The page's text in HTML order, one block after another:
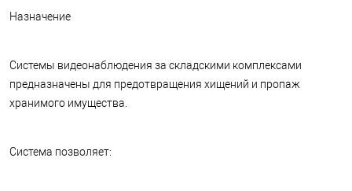
Назначение
Системы видеонаблюдения за складскими комплексами
предназначены для предотвращения хищений и пропаж
хранимого имущества.
Система позволяет: